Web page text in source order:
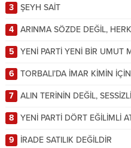
30 Temmuz 2026
GERÇEKLERDEN
Ali ERTURAN
13 Mart 2022 00:18
Karabağlar İlçe Milli
Oluyor?
3 ŞEYH SAİT
4 ARINMA SÖZDE DEĞİL,
5 YENİ PARTİ YENİ BİR UMUT
6 TORBALI’DA İMAR KİMİN İÇİN VAR?
7 ALIN TERİNİN DEĞİL, SESSİZLİĞİN
8 YENİ PARTİ DÖRT EĞİLİMLİ
9 İRADE SATILIK DEĞİLDİR